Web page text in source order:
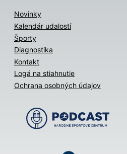
Novinky
Kalendár udalostí
Športy
Diagnostika
Kontakt
Logá na stiahnutie
Ochrana osobných údajov